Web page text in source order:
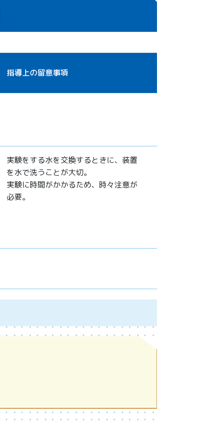
指導上の留意事項
実験をする水を交換するときに、装置
を水で洗うことが大切。
実験に時間がかかるため、時々注意が
必要。